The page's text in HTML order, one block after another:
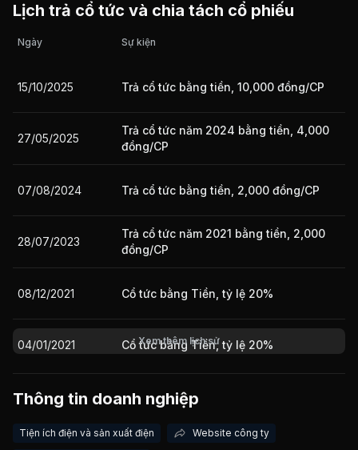
Giá trị giao dịch nhà đầu tư nước ngoài 10 phiên gần nhất
Lịch trả cổ tức và chia tách cổ phiếu
Ngày Sự kiện
15/10/2025 Trả cổ tức bằng tiền, 10,000 đồng/CP
27/05/2025
Trả cổ tức năm 2024 bằng tiền, 4,000
đồng/CP
07/08/2024 Trả cổ tức bằng tiền, 2,000 đồng/CP
28/07/2023
Trả cổ tức năm 2021 bằng tiền, 2,000
đồng/CP
08/12/2021 Cổ tức bằng Tiền, tỷ lệ 20%
04/01/2021 Cổ tức bằng Tiền, tỷ lệ 20%
14/01/2020 Cổ tức bằng Tiền, tỷ lệ 20%
Xem thêm lịch sử
Thông tin doanh nghiệp
Tiện ích điện và sản xuất điện Website công ty